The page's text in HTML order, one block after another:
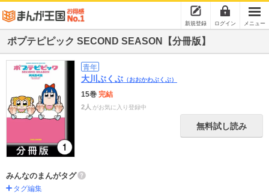
新規登録 ログイン メニュー
ポプテピピック SECOND SEASON【分冊版】
青年
大川ぶくぶ （おおかわぶくぶ）
15巻 完結
2人 がお気に入り登録中
無料試し読み
みんなのまんがタグ
タグ編集